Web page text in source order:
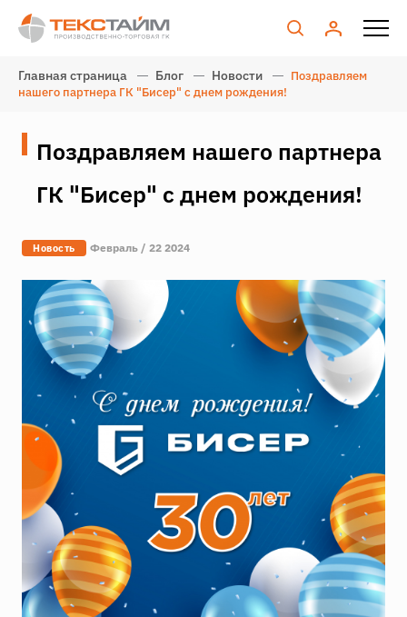
Главная страница Блог Новости
Поздравляем
нашего партнера ГК "Бисер" с днем рождения!
Поздравляем нашего партнера
ГК "Бисер" с днем рождения!
Новость Февраль / 22 2024